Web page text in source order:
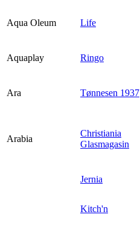
Aqua Oleum Life
Aquaplay Ringo
Ara Tønnesen 1937
Arabia
Christiania
Glasmagasin
Jernia
Kitch'n